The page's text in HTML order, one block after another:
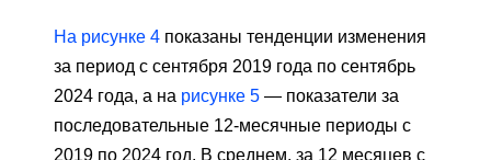
На рисунке 4 показаны тенденции изменения
за период с сентября 2019 года по сентябрь
2024 года, а на рисунке 5 — показатели за
последовательные 12-месячные периоды с
2019 по 2024 год. В среднем, за 12 месяцев с